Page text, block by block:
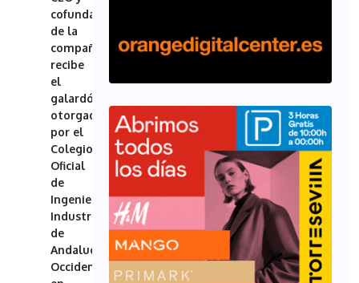
cofundador
de la
compañía,
recibe
el
galardón
otorgado
por el
Colegio
Oficial
de
Ingenieros
Industriales
de
Andalucía
Occidental